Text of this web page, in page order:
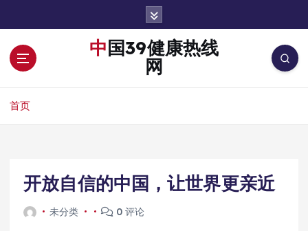
中国39健康热线
网
首页
开放自信的中国，让世界更亲近
未分类 0 评论